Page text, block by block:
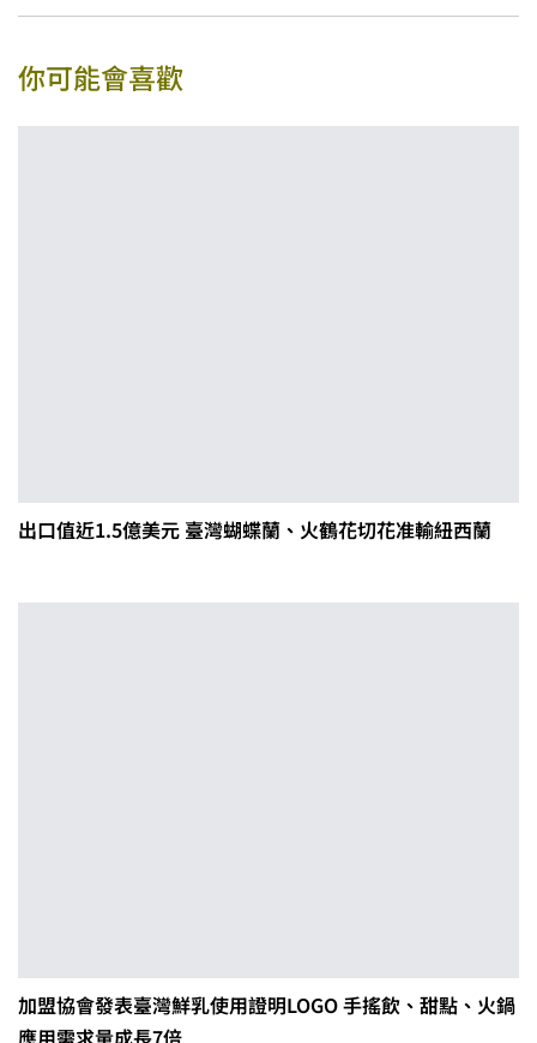
你可能會喜歡
出口值近1.5億美元 臺灣蝴蝶蘭、火鶴花切花准輸紐西蘭
加盟協會發表臺灣鮮乳使用證明LOGO 手搖飲、甜點、火鍋